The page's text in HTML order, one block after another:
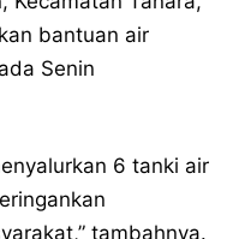
bantuan air
Senin
6 tanki air
tambahnya.